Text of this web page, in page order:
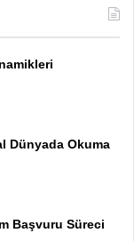
Dünyada Okuma
Başvuru Süreci